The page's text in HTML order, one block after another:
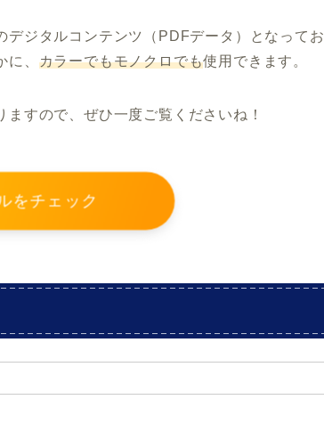
デジタルコンテンツ（PDFデータ）
となってお
に、 カラーでもモノクロでも使用できます。
ますので、ぜひ一度ご覧くださいね！
をチェック